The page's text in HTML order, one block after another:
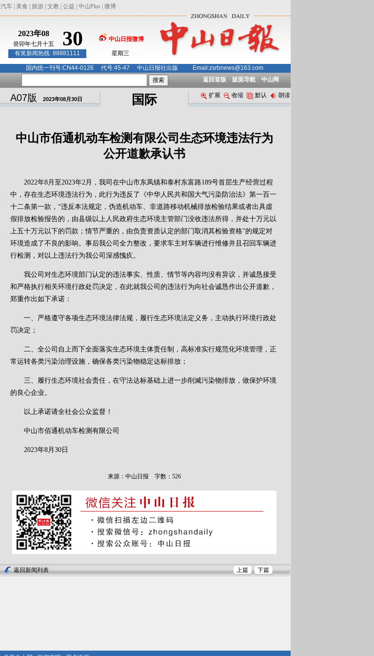
汽车 美食 旅游 文教 公益 中山Plus 微博
2023年08 30
癸卯年七月十五
中山日报微博
有奖新闻热线: 88881111 星期三
国内统一刊号:CN44-0126 代号:45-47 中山日报社出版
Email:zsrbnews@163.com
返回首版
版面导航 中山网
A07版 2023年08月30日 国际 扩展 收缩 默认 朗读
中山市佰通机动车检测有限公司生态环境违法行为
公开道歉承认书
2022年8月至2023年2月，我司在中山市东凤镇和泰村东富路189号首层生产经营过程
中，存在生态环境违法行为，此行为违反了《中华人民共和国大气污染防治法》第一百一
十二条第一款，“违反本法规定，伪造机动车、非道路移动机械排放检验结果或者出具虛
假排放检验报告的，由县级以上人民政府生态环境主管部门没收违法所得，并处十万元以
上五十万元以下的罚款；情节严重的，由负责资质认定的部门取消其检验资格”的规定对
环境造成了不良的影响。事后我公司全力整改，要求车主对车辆进行维修并且召回车辆进
行检测，对以上违法行为我公司深感愧疚。
我公司对生态环境部门认定的违法事实、性质、情节等内容均没有异议，并诚恳接受
和严格执行相关环境行政处罚决定，在此就我公司的违法行为向社会诚恳作出公开道歉，
郑重作出如下承诺：
一、严格遵守各项生态环境法律法规，履行生态环境法定义务，主动执行环境行政处
罚决定；
二、全公司自上而下全面落实生态环境主体责任制，高标准实行规范化环境管理，正
常运转各类污染治理设施，确保各类污染物稳定达标排放；
三、履行生态环境社会责任，在守法达标基础上进一步削滅污染物排放，做保护环境
的良心企业。
以上承诺请全社会公众监督！
中山市佰通机动车检测有限公司
2023年8月30日
来源：中山日报 字数：526
返回新闻列表 上篇 下篇